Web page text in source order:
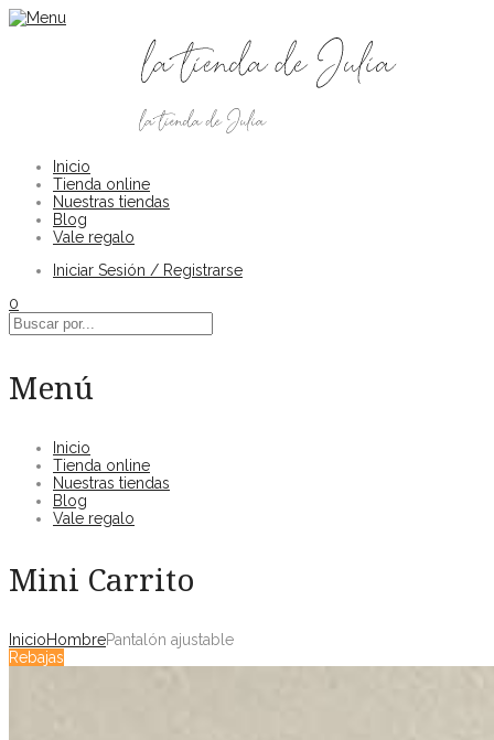
Inicio
Tienda online
Nuestras tiendas
Blog
Vale regalo
Iniciar Sesión / Registrarse
0
Menú
Inicio
Tienda online
Nuestras tiendas
Blog
Vale regalo
Mini Carrito
InicioHombrePantalón ajustable
Rebajas